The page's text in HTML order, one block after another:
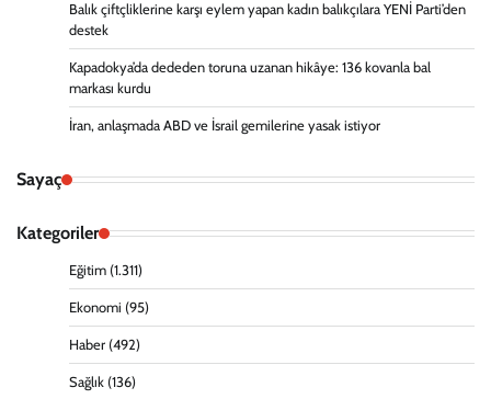
Balık çiftçliklerine karşı eylem yapan kadın balıkçılara YENİ Parti’den
destek
Kapadokya’da dededen toruna uzanan hikâye: 136 kovanla bal
markası kurdu
İran, anlaşmada ABD ve İsrail gemilerine yasak istiyor
Sayaç
Kategoriler
Eğitim (1.311)
Ekonomi (95)
Haber (492)
Sağlık (136)